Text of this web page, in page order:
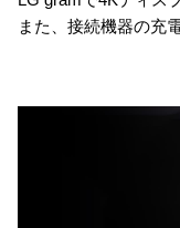
また、接続機器の充